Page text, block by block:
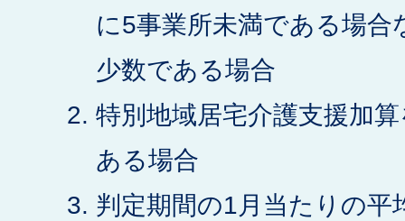
に5事業所未満である場
少数である場合
特別地域居宅介護支援加
ある場合
判定期間の1月当たりの平